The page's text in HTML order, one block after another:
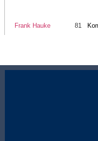
Frank Hauke 81